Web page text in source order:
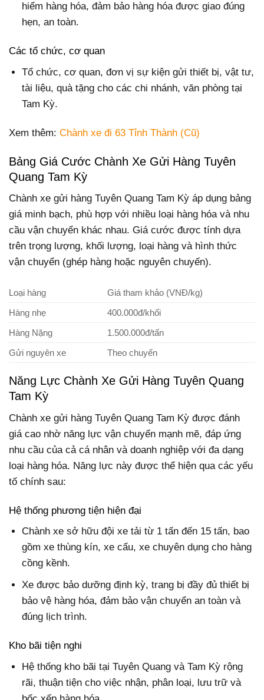
hiểm hàng hóa, đảm bảo hàng hóa được giao đúng
hẹn, an toàn.
Các tổ chức, cơ quan
Tổ chức, cơ quan, đơn vị sự kiện gửi thiết bị, vật tư,
tài liệu, quà tặng cho các chi nhánh, văn phòng tại
Tam Kỳ.
Xem thêm: Chành xe đi 63 Tỉnh Thành (Cũ)
Bảng Giá Cước Chành Xe Gửi Hàng Tuyên
Quang Tam Kỳ
Chành xe gửi hàng Tuyên Quang Tam Kỳ áp dụng bảng
giá minh bạch, phù hợp với nhiều loại hàng hóa và nhu
cầu vận chuyển khác nhau. Giá cước được tính dựa
trên trọng lượng, khối lượng, loại hàng và hình thức
vận chuyển (ghép hàng hoặc nguyên chuyến).
Loại hàng
Giá tham khảo (VNĐ/kg)
Hàng nhẹ
400.000đ/khối
Hàng Nặng
1.500.000đ/tấn
Gửi nguyên xe
Theo chuyến
Năng Lực Chành Xe Gửi Hàng Tuyên Quang
Tam Kỳ
Chành xe gửi hàng Tuyên Quang Tam Kỳ được đánh
giá cao nhờ năng lực vận chuyển mạnh mẽ, đáp ứng
nhu cầu của cả cá nhân và doanh nghiệp với đa dạng
loại hàng hóa. Năng lực này được thể hiện qua các yếu
tố chính sau:
Hệ thống phương tiện hiện đại
Chành xe sở hữu đội xe tải từ 1 tấn đến 15 tấn, bao
gồm xe thùng kín, xe cẩu, xe chuyên dụng cho hàng
cồng kềnh.
Xe được bảo dưỡng định kỳ, trang bị đầy đủ thiết bị
bảo vệ hàng hóa, đảm bảo vận chuyển an toàn và
đúng lịch trình.
Kho bãi tiện nghi
Hệ thống kho bãi tại Tuyên Quang và Tam Kỳ rộng
rãi, thuận tiện cho việc nhận, phân loại, lưu trữ và